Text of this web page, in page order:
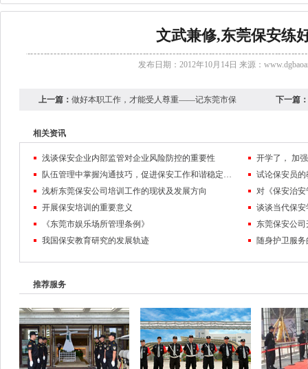
文武兼修,东莞保安练
发布日期：2012年10月14日 来源：
上一篇： 做好本职工作，才能受人尊重——记东莞市保 下一篇：
相关资讯
浅谈保安企业内部监管对企业风险防控的重要性
队伍管理中掌握沟通技巧，促进保安工作和谐稳定发展
试论保安员
浅析东莞保安公司培训工作的现状及发展方向
对《保安治
开展保安培训的重要意义
谈谈当代保
《东莞市娱乐场所管理条例》
东莞保安公
我国保安教育研究的发展轨迹
随身护卫服
推荐服务